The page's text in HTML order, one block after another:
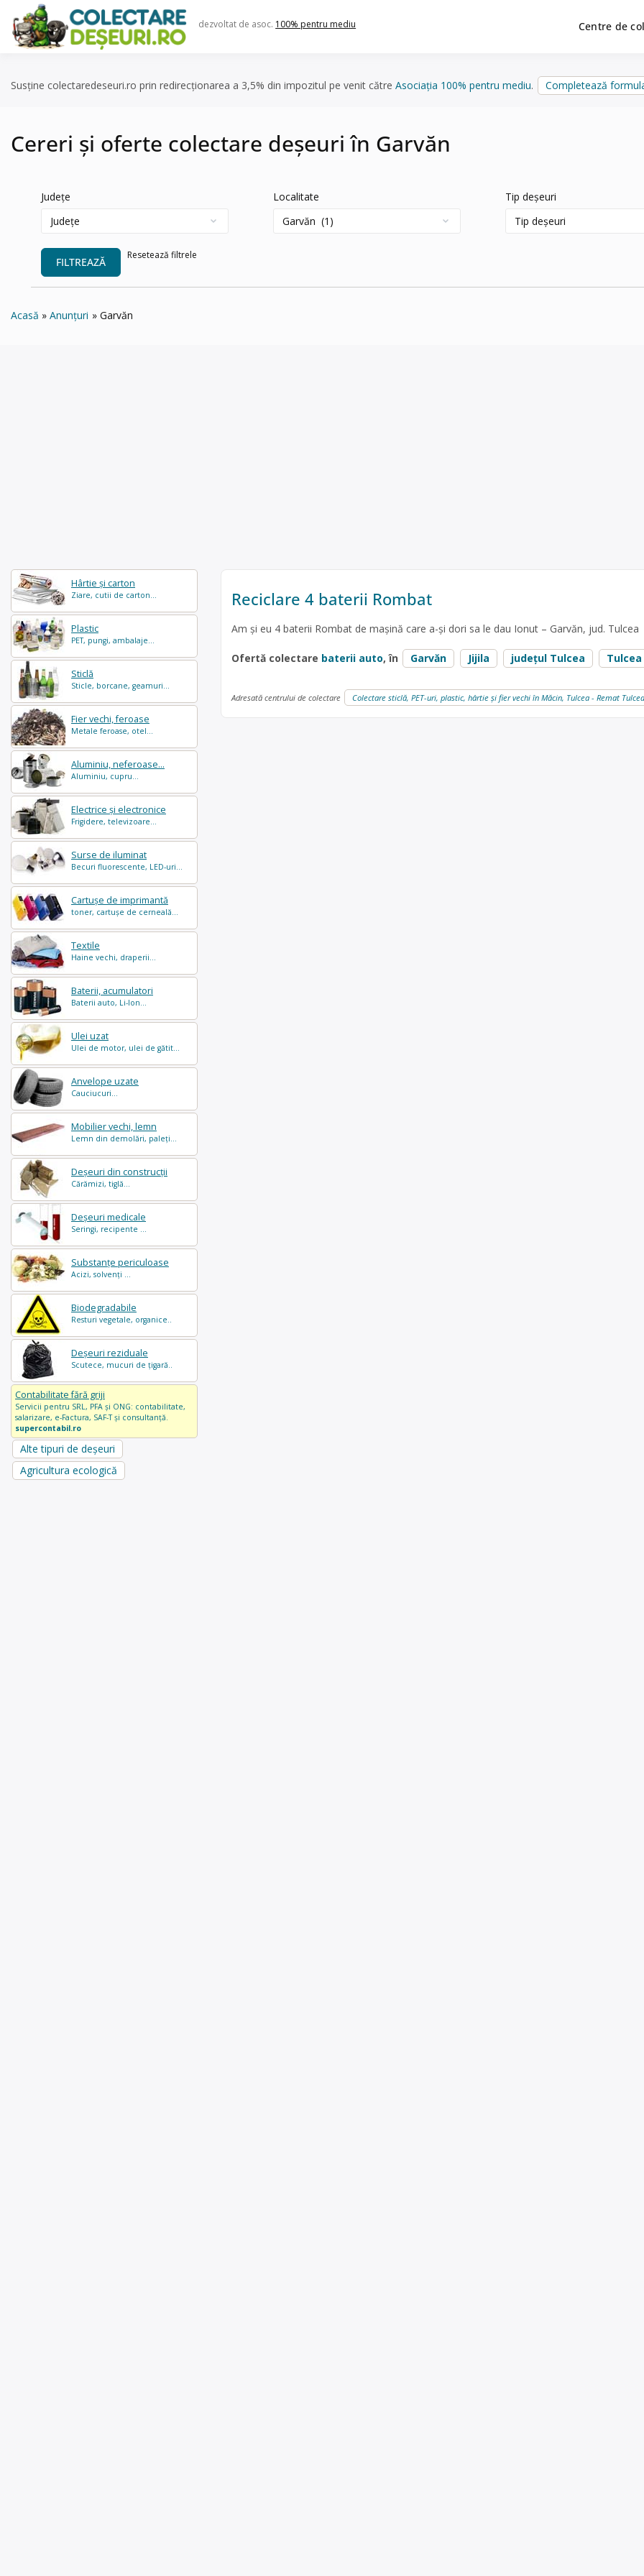
content
dezvoltat de asoc. 100% pentru mediu Centre de
Susține colectaredeseuri.ro prin redirecționarea a 3,5% din impozitul pe venit către Asociația 100% pentru mediu. Completează
Cereri și oferte colectare deșeuri în Garvăn
Județe Localitate Tip deșeuri
FILTREAZĂ
Resetează filtrele
Acasă Anunțuri Garvăn
Hârtie și carton
Ziare, cutii de carton...
Plastic
PET, pungi, ambalaje...
Sticlă
Sticle, borcane, geamuri...
Fier vechi, feroase
Metale feroase, otel...
Aluminiu, neferoase...
Aluminiu, cupru...
Electrice și electronice
Frigidere, televizoare...
Surse de iluminat
Becuri fluorescente, LED-uri...
Cartușe de imprimantă
toner, cartușe de cerneală...
Textile
Haine vechi, draperii...
Baterii, acumulatori
Baterii auto, Li-Ion...
Ulei uzat
Ulei de motor, ulei de gătit...
Anvelope uzate
Cauciucuri...
Mobilier vechi, lemn
Lemn din demolări, paleți...
Deșeuri din construcții
Cărămizi, tiglă...
Deșeuri medicale
Seringi, recipente ...
Substanțe periculoase
Acizi, solvenți ...
Biodegradabile
Resturi vegetale, organice..
Deșeuri reziduale
Scutece, mucuri de țigară..
Contabilitate fără griji
Servicii pentru SRL, PFA și ONG: contabilitate,
salarizare, e-Factura, SAF-T și consultanță.
supercontabil.ro
Alte tipuri de deșeuri
Agricultura ecologică
Reciclare 4 baterii Rombat
Am și eu 4 baterii Rombat de mașină care a-și dori sa le dau Ionut – Garvăn, jud. Tulcea
Ofertă colectare baterii auto, în Garvăn Jijila județul Tulcea Tulcea
Adresată centrului de colectare Colectare sticlă, PET-uri, plastic, hârtie și fier vechi în Măcin, Tulcea - Remat